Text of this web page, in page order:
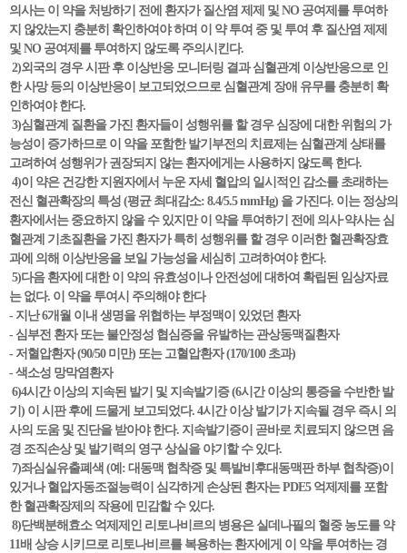
의사는 이 약을 처방하기 전에 환자가 질산염 제제 및 NO 공여제를 투여하
지 않았는지 충분히 확인하여야 하며 이 약 투여 중 및 투여 후 질산염 제제
및 NO 공여제를 투여하지 않도록 주의시킨다.
2)외국의 경우 시판 후 이상반응 모니터링 결과 심혈관계 이상반응으로 인
한 사망 등의 이상반응이 보고되었으므로 심혈관계 장애 유무를 충분히 확
인하여야 한다.
3)심혈관계 질환을 가진 환자들이 성행위를 할 경우 심장에 대한 위험의 가
능성이 증가하므로 이 약을 포함한 발기부전의 치료제는 심혈관계 상태를
고려하여 성행위가 권장되지 않는 환자에게는 사용하지 않도록 한다.
4)이 약은 건강한 지원자에서 누운 자세 혈압의 일시적인 감소를 초래하는
전신 혈관확장의 특성 (평균 최대감소: 8.4/5.5 mmHg) 을 가진다. 이는 정상의
환자에서는 중요하지 않을 수 있지만 이 약을 투여하기 전에 의사·약사는 심
혈관계 기초질환을 가진 환자가 특히 성행위를 할 경우 이러한 혈관확장효
과에 의해 이상반응을 보일 가능성을 세심히 고려하여야 한다.
5)다음 환자에 대한 이 약의 유효성이나 안전성에 대하여 확립된 임상자료
는 없다. 이 약을 투여시 주의해야 한다
- 지난 6개월 이내 생명을 위협하는 부정맥이 있었던 환자
- 심부전 환자 또는 불안정성 협심증을 유발하는 관상동맥질환자
- 저혈압환자 (90/50 미만) 또는 고혈압환자 (170/100 초과)
- 색소성 망막염환자
6)4시간 이상의 지속된 발기 및 지속발기증 (6시간 이상의 통증을 수반한 발
기) 이 시판 후에 드물게 보고되었다. 4시간 이상 발기가 지속될 경우 즉시 의
사의 도움 및 진단을 받아야 한다. 지속발기증이 곧바로 치료되지 않으면 음
경 조직손상 및 발기력의 영구 상실을 야기할 수 있다.
7)좌심실유출폐색 (예: 대동맥 협착증 및 특발비후대동맥판 하부 협착증)이
있거나 혈압자동조절능력이 심각하게 손상된 환자는 PDE5 억제제를 포함
한 혈관확장제의 작용에 민감할 수 있다.
8)단백분해효소 억제제인 리토나비르의 병용은 실데나필의 혈중 농도를 약
11배 상승 시키므로 리토나비르를 복용하는 환자에게 이 약을 투여하는 경